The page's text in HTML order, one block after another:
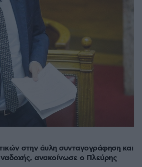
στην άυλη συνταγογράφηση και
ανακοίνωσε ο Πλεύρης